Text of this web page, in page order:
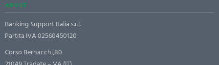
ABOUT
Banking Support Italia s.r.l.
Partita IVA 02560450120
Corso Bernacchi,80